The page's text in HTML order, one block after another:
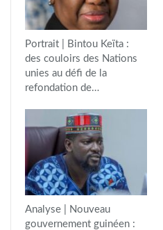
Portrait | Bintou Keïta :
des couloirs des Nations
unies au défi de la
refondation de…
Analyse | Nouveau
gouvernement guinéen :